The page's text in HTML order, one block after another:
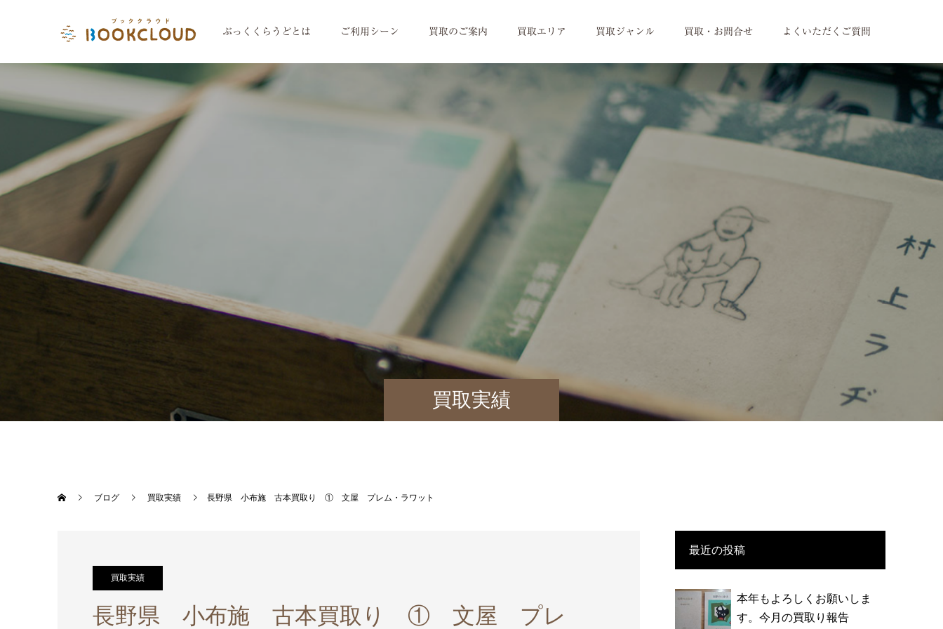
ぶっくくらうどとは ご利用シーン 買取のご案内 買取エリア 買取ジャンル 買取・お問合せ よくいただくご質問
買取実績
ブログ 買取実績 長野県 小布施 古本買取り ① 文屋 プレム・ラワット
買取実績
長野県 小布施 古本買取り ① 文屋 プレ
最近の投稿
本年もよろしくお願いしま
す。今月の買取り報告